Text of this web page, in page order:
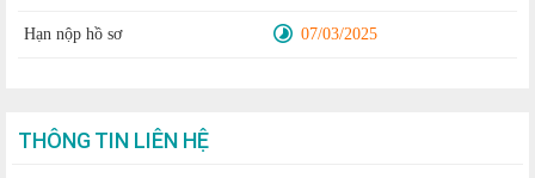
Hạn nộp hồ sơ 07/03/2025
THÔNG TIN LIÊN HỆ